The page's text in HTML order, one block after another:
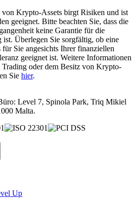
Krypto-Assets birgt Risiken und ist
geeignet. Bitte beachten Sie, dass die
keine Garantie für die
Überlegen Sie sorgfältig, ob eine
Sie angesichts Ihrer finanziellen
geeignet ist. Weitere Informationen
oder dem Besitz von Krypto-
Sie hier.
Level 7, Spinola Park, Triq Mikiel
Malta.
Up